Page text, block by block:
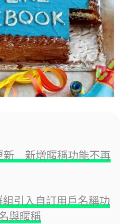
新 新增暱稱功能不再
引入自訂用戶名稱功
與暱稱